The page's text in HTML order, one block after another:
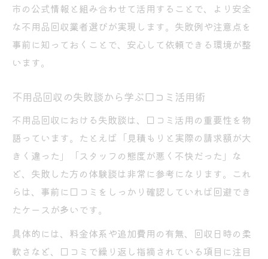
市の公式情報と組み合わせて活用することで、より安全
な不用品回収業者選びが実現します。失敗例や注意点を
事前に知っておくことで、安心して依頼できる環境が整
います。
不用品回収の失敗談から学ぶ口コミ活用術
不用品回収における失敗談は、口コミ活用の重要性を物
語っています。たとえば「見積もりと実際の請求額が大
きく違った」「スタッフの態度が悪く不快だった」な
ど、失敗した方の体験談は非常に参考になります。これ
らは、事前に口コミをしっかり確認していれば回避でき
たケースが多いです。
具体的には、料金体系や追加費用の有無、回収日時の柔
軟さなど、口コミで繰り返し指摘されている項目に注目